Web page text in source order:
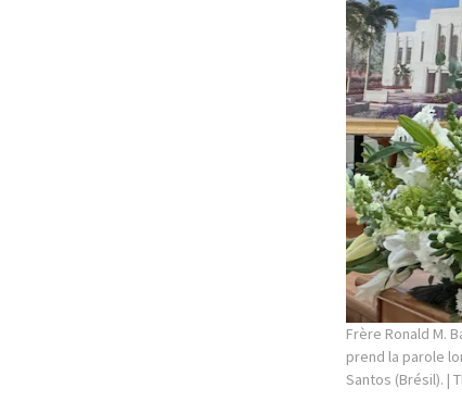
Frère Ronald M.
prend la parole
Santos (Brésil). |